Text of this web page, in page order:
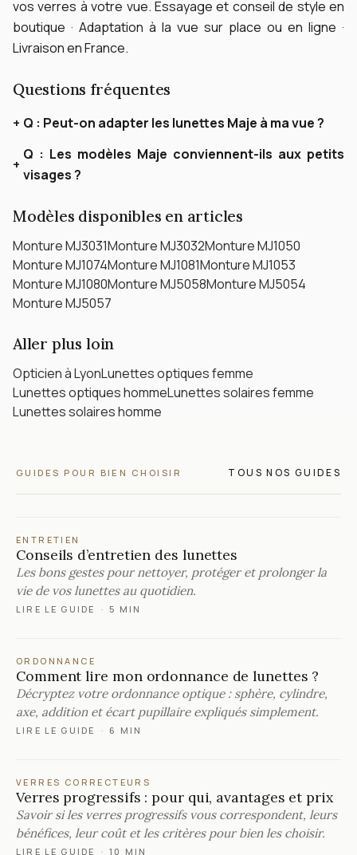
vos verres à votre vue. Essayage et conseil de style en
boutique · Adaptation à la vue sur place ou en ligne ·
Livraison en France.
Questions fréquentes
Q : Peut-on adapter les lunettes Maje à ma vue ?
Q : Les modèles Maje conviennent-ils aux petits
visages ?
Modèles disponibles en articles
Monture MJ3031Monture MJ3032Monture MJ1050
Monture MJ1074Monture MJ1081Monture MJ1053
Monture MJ1080Monture MJ5058Monture MJ5054
Monture MJ5057
Aller plus loin
Opticien à LyonLunettes optiques femme
Lunettes optiques hommeLunettes solaires femme
Lunettes solaires homme
GUIDES POUR BIEN CHOISIR TOUS NOS GUIDES
ENTRETIEN
Conseils d’entretien des lunettes
Les bons gestes pour nettoyer, protéger et prolonger la
vie de vos lunettes au quotidien.
LIRE LE GUIDE · 5 MIN
ORDONNANCE
Comment lire mon ordonnance de lunettes ?
Décryptez votre ordonnance optique : sphère, cylindre,
axe, addition et écart pupillaire expliqués simplement.
LIRE LE GUIDE · 6 MIN
VERRES CORRECTEURS
Verres progressifs : pour qui, avantages et prix
Savoir si les verres progressifs vous correspondent, leurs
bénéfices, leur coût et les critères pour bien les choisir.
LIRE LE GUIDE · 10 MIN